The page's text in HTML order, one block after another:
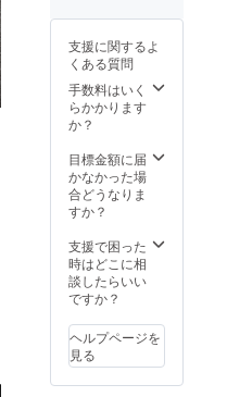
お届け
まで通
常1週間
ほどか
かる見
込みで
日本国
内に限
らせて
送予定
2022年
9~11月
のお届
国際普
通便を
利用し
ます。
通常3週
間程度
すが、
稀に１
か月を
ありま
す。 国
内倉庫
へ到着
お届け
まで通
常1週間
ほどか
ださ
い。 ※
ご注文
状況、
製造工
程上の
出荷時
期が遅
れる場
す。 ※
国内倉
庫まで
は海外
発送と
なり、
国際普
通便を
より量
が向上
した場
合、一
般販売
価格が
なる可
能性も
ござい
ます。
ン・仕
様は変
更にな
る可能
ざいま
す。ご
了承く
ださ
支援に関するよ
くある質問
手数料はいく
らかかります
か？
目標金額に届
かなかった場
合どうなりま
すか？
支援で困った
時はどこに相
談したらいい
ですか？
ヘルプページを
見る